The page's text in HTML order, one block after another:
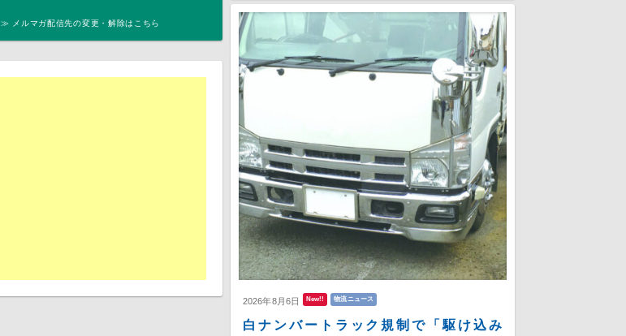
2026年8月6日 New!! 物流ニュース
白ナンバートラック規制で「駆け込み
≫ メルマガ配信先の変更・解除はこちら